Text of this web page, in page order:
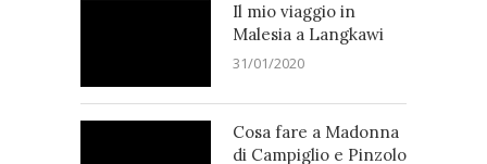
Il mio viaggio in
Malesia a Langkawi
31/01/2020
Cosa fare a Madonna
di Campiglio e Pinzolo